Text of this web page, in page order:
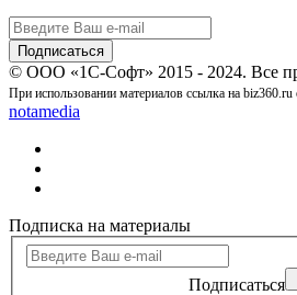
© ООО «1С-Софт» 2015 - 2024. Все
При использовании материалов ссылка на biz360.ru
notamedia
Подписка на материалы
Подписаться